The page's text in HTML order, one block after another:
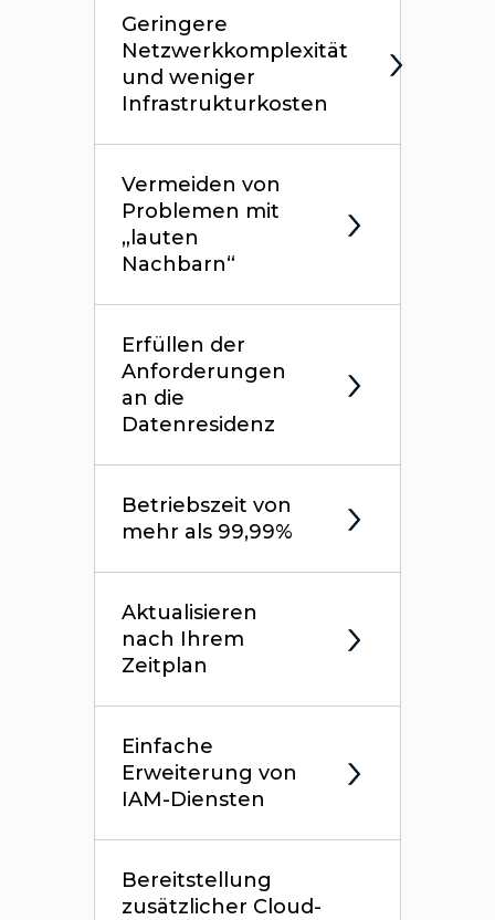
Geringere
Netzwerkkomplexität
und weniger
Infrastrukturkosten
Vermeiden von
Problemen mit
„lauten
Nachbarn“
Erfüllen der
Anforderungen
an die
Datenresidenz
Betriebszeit von
mehr als 99,99%
Aktualisieren
nach Ihrem
Zeitplan
Einfache
Erweiterung von
IAM-Diensten
Bereitstellung
zusätzlicher Cloud-